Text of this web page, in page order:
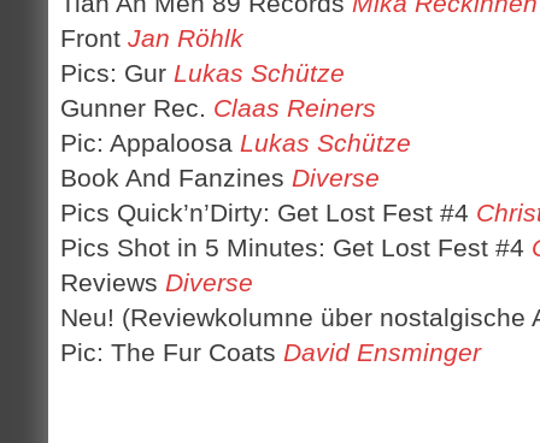
Front Jan Röhlk
Pics: Gur Lukas Schütze
Gunner Rec. Claas Reiners
Pic: Appaloosa Lukas Schütze
Book And Fanzines Diverse
Pics Quick’n’Dirty: Get Lost Fest #4
Pics Shot in 5 Minutes: Get Lost Fest #4
Reviews Diverse
Neu! (Reviewkolumne über nostalgische
Pic: The Fur Coats David Ensminger